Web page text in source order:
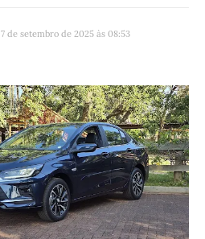
7 de setembro de 2025 às 08:53